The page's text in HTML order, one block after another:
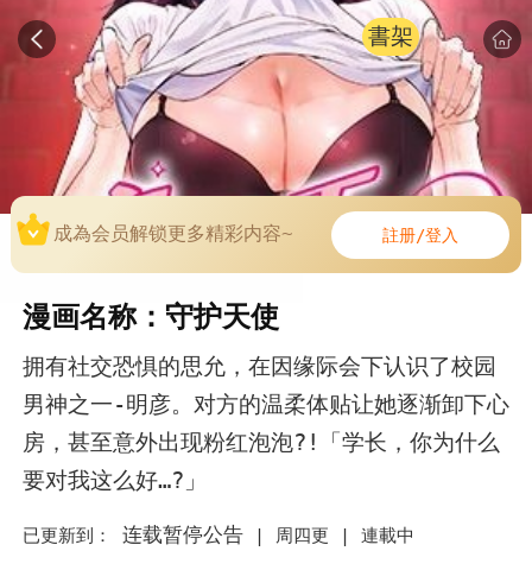
書架
成為会员解锁更多精彩内容~ 註册/登入
漫画名称：守护天使
拥有社交恐惧的思允，在因缘际会下认识了校园
男神之一-明彦。对方的温柔体贴让她逐渐卸下心
房，甚至意外出现粉红泡泡?!「学长，你为什么
要对我这么好…?」
已更新到： 连载暂停公告| 周四更 | 連載中